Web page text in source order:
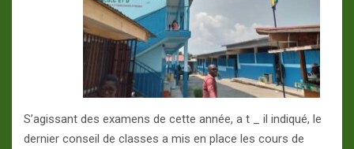
S’agissant des examens de cette année, a t _ il indiqué, le
dernier conseil de classes a mis en place les cours de